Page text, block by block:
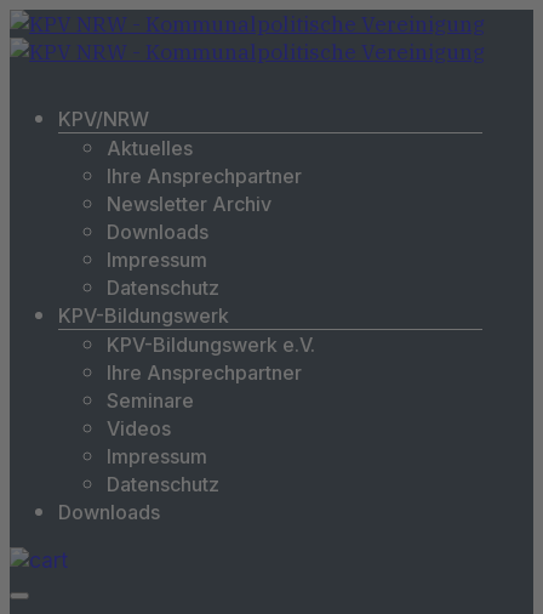
KPV/NRW
Aktuelles
Ihre Ansprechpartner
Newsletter Archiv
Downloads
Impressum
Datenschutz
KPV-Bildungswerk
KPV-Bildungswerk e.V.
Ihre Ansprechpartner
Seminare
Videos
Impressum
Datenschutz
Downloads